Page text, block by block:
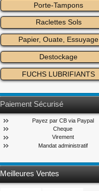
Porte-Tampons
Raclettes Sols
Papier, Ouate, Essuyage
Destockage
FUCHS LUBRIFIANTS
Paiement Sécurisé
Payez par CB via Paypal
Cheque
Virement
Mandat administratif
Meilleures Ventes